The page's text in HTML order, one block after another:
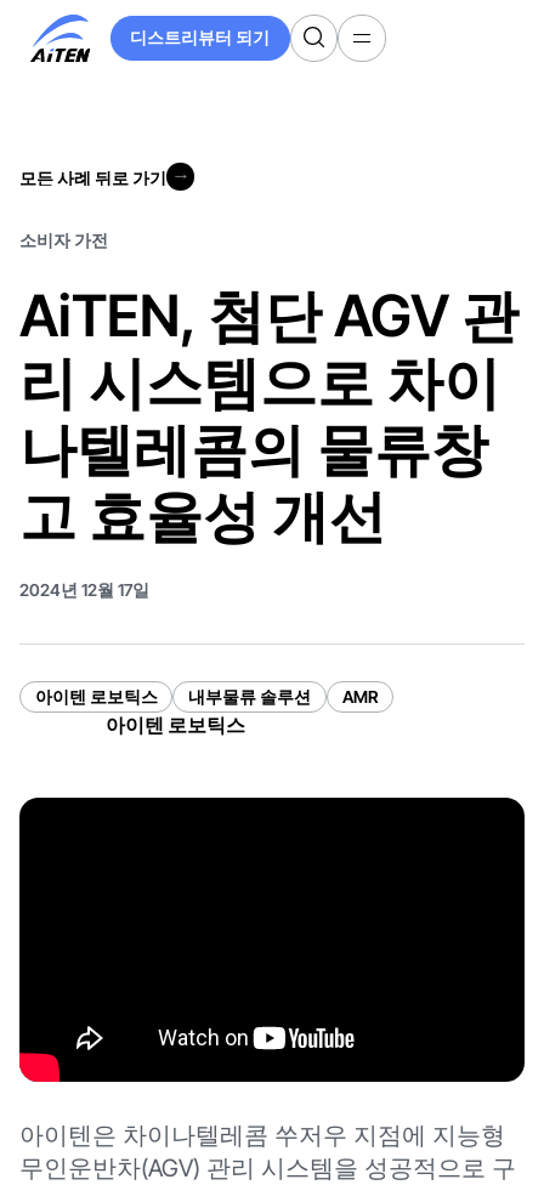
디스트리뷰터 되기
디스트리뷰터 되기
모든 사례 뒤로 가기
소비자 가전
AiTEN, 첨단 AGV 관
리 시스템으로 차이
나텔레콤의 물류창
고 효율성 개선
2024년 12월 17일
아이텐 로보틱스 내부물류 솔루션 AMR
아이텐 로보틱스
아이텐은 차이나텔레콤 쑤저우 지점에 지능형
무인운반차(AGV) 관리 시스템을 성공적으로 구